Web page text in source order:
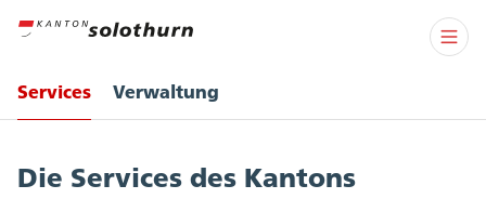
Services Verwaltung
Die Services des Kantons